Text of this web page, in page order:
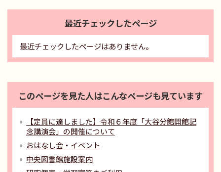
最近チェックしたページ
最近チェックしたページはありません。
このページを見た人はこんなページも見ています
【定員に達しました】令和６年度「大谷分館開館記
念講演会」の開催について
おはなし会・イベント
中央図書館施設案内